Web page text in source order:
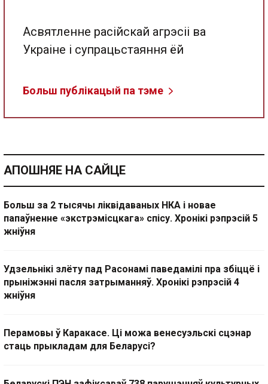
Асвятленне расійскай агрэсіі ва
Украіне і супрацьстаяння ёй
Больш публікацый па тэме
АПОШНЯЕ НА САЙЦЕ
Больш за 2 тысячы ліквідаваных НКА і новае
папаўненне «экстрэмісцкага» спісу. Хронікі рэпрэсій 5
жніўня
Удзельнікі злёту пад Расонамі паведамілі пра збіццё і
прыніжэнні пасля затрыманняў. Хронікі рэпрэсій 4
жніўня
Перамовы ў Каракасе. Ці можа венесуэльскі сцэнар
стаць прыкладам для Беларусі?